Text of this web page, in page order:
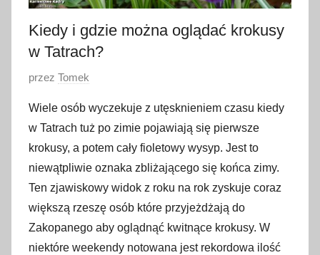
Kiedy i gdzie można oglądać krokusy
w Tatrach?
O
u
b
l
i
k
o
w
a
przez Tomek
Wiele osób wyczekuje z utęsknieniem czasu kiedy
w Tatrach tuż po zimie pojawiają się pierwsze
krokusy, a potem cały fioletowy wysyp. Jest to
niewątpliwie oznaka zbliżającego się końca zimy.
Ten zjawiskowy widok z roku na rok zyskuje coraz
większą rzeszę osób które przyjeżdżają do
Zakopanego aby oglądnąć kwitnące krokusy. W
niektóre weekendy notowana jest rekordowa ilość